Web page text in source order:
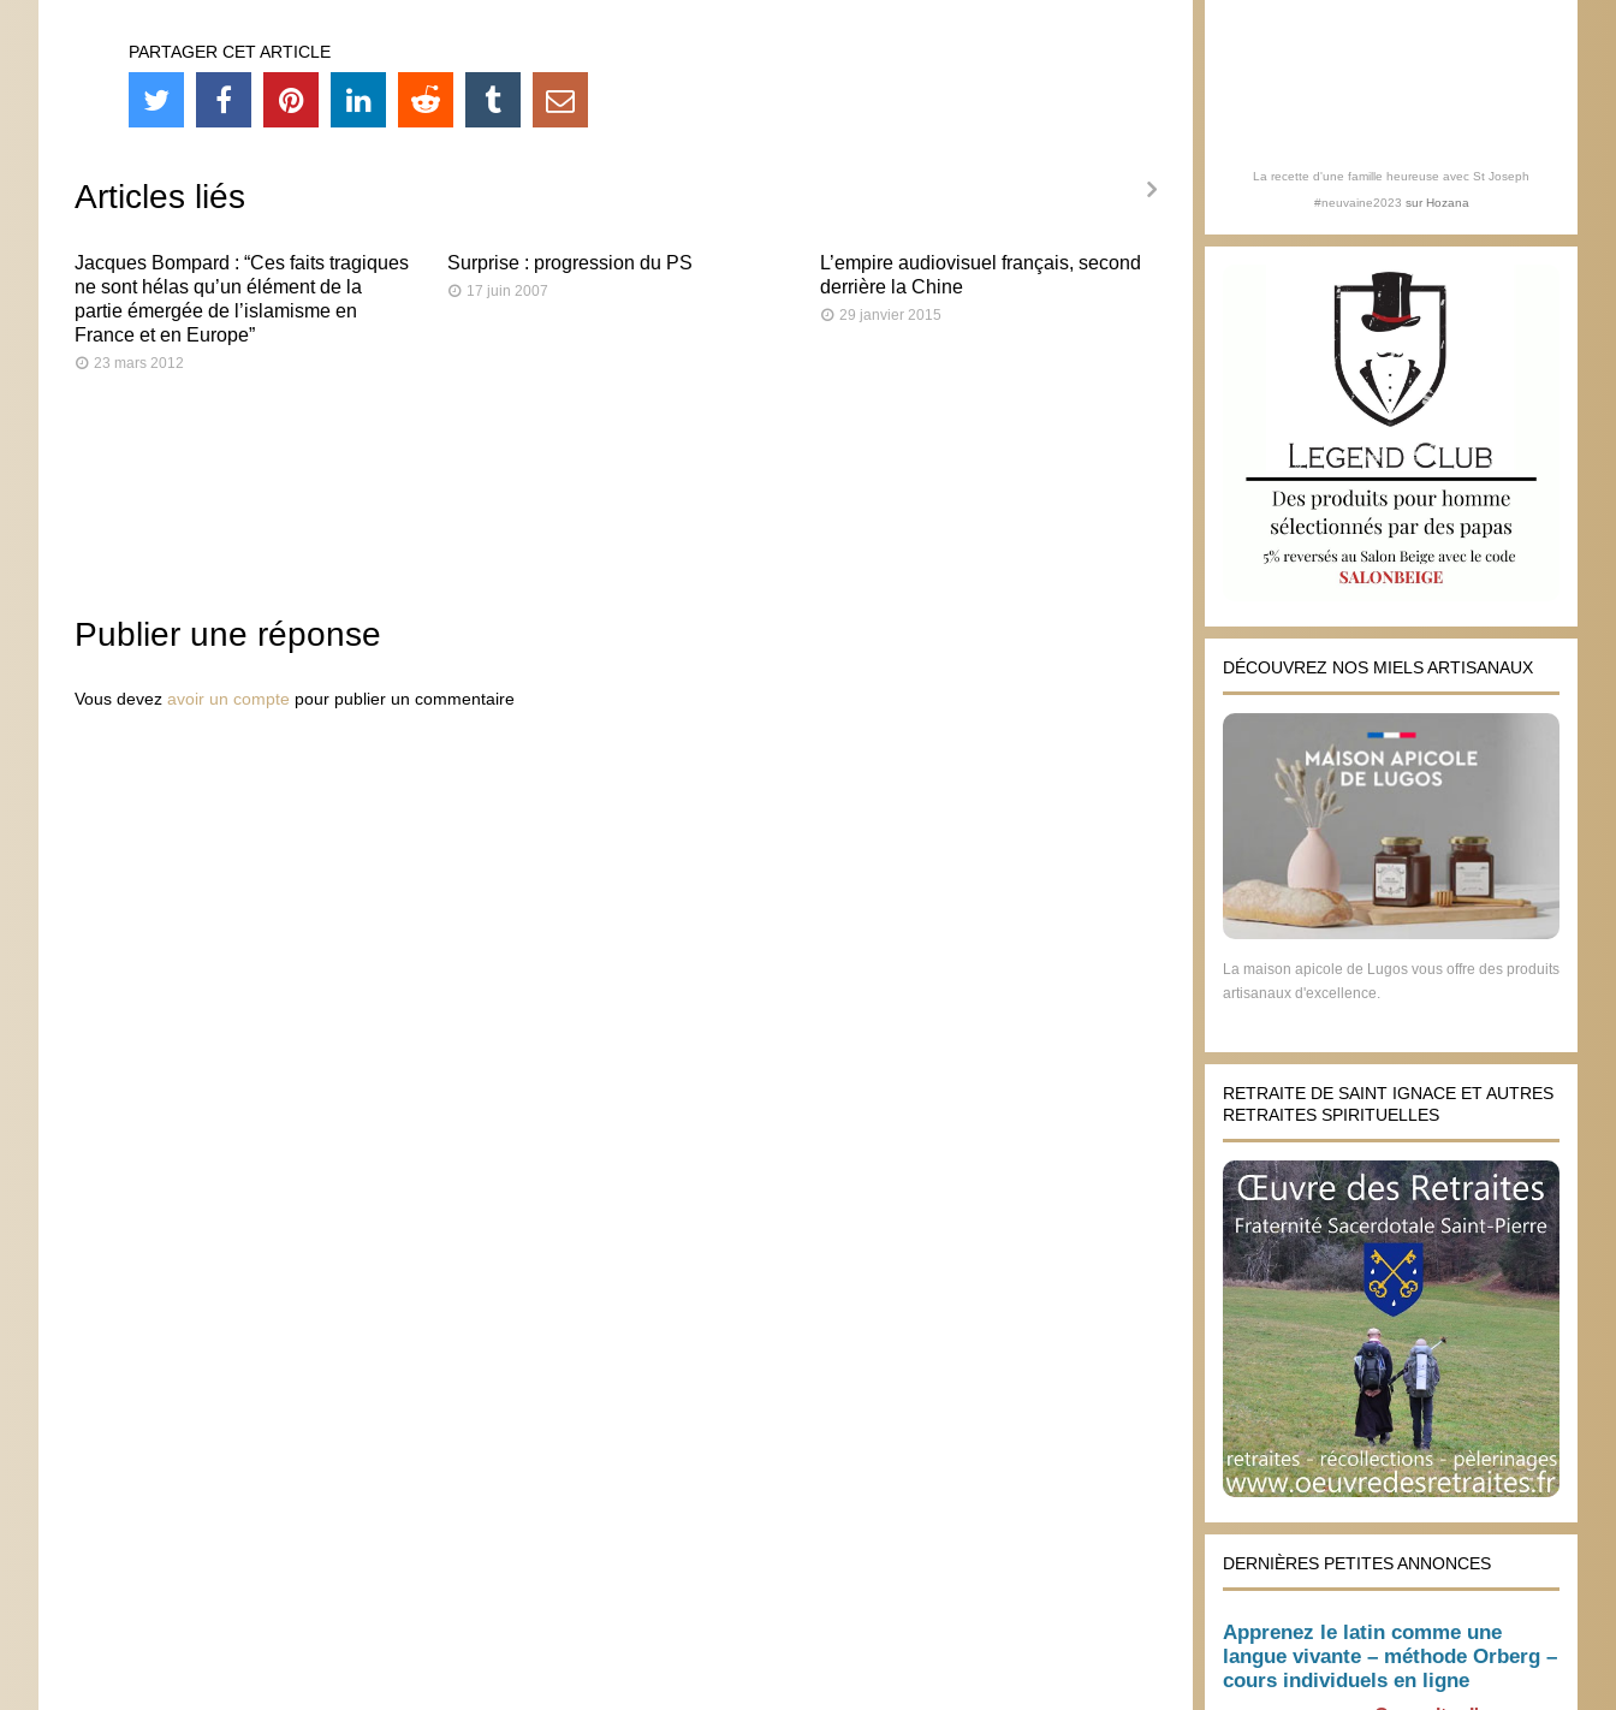
PARTAGER CET ARTICLE
Articles liés
Jacques Bompard : “Ces faits tragiques
ne sont hélas qu’un élément de la
partie émergée de l’islamisme en
France et en Europe”
23 mars 2012
Surprise : progression du PS
17 juin 2007
L’empire audiovisuel français, second
derrière la Chine
29 janvier 2015
faut présenter une certaine déficience
Publier une réponse
Vous devez avoir un compte pour publier un commentaire
La recette d'une famille heureuse avec St Joseph
#neuvaine2023 sur Hozana
DÉCOUVREZ NOS MIELS ARTISANAUX
La maison apicole de Lugos vous offre des produits
artisanaux d'excellence.
RETRAITE DE SAINT IGNACE ET AUTRES
RETRAITES SPIRITUELLES
DERNIÈRES PETITES ANNONCES
Apprenez le latin comme une
langue vivante – méthode Orberg –
cours individuels en ligne